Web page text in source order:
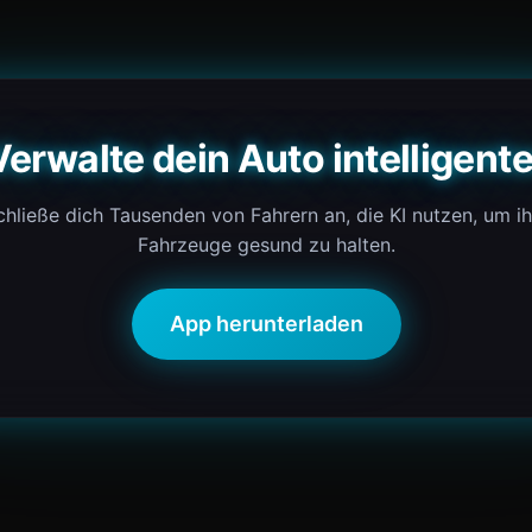
dein Auto
dich Tausenden von Fahrern an, die KI nutzen, um
Fahrzeuge gesund zu halten.
App herunterladen